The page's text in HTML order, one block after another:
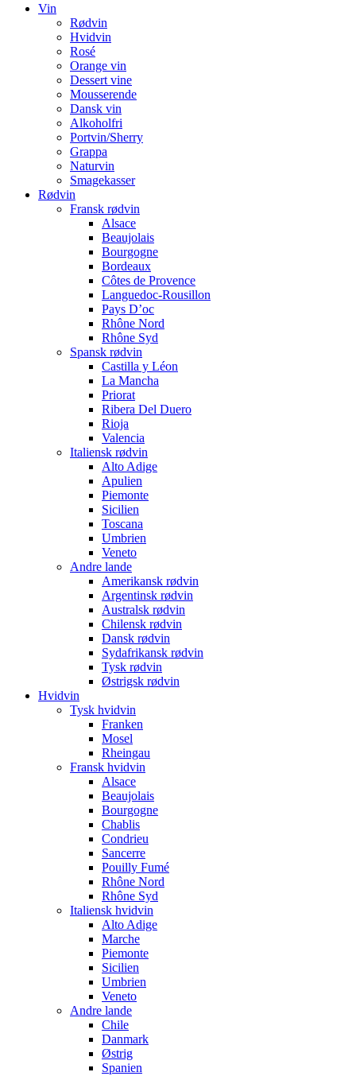
Vin
Rødvin
Hvidvin
Rosé
Orange vin
Dessert vine
Mousserende
Dansk vin
Alkoholfri
Portvin/Sherry
Grappa
Naturvin
Smagekasser
Rødvin
Fransk rødvin
Alsace
Beaujolais
Bourgogne
Bordeaux
Côtes de Provence
Languedoc-Rousillon
Pays D’oc
Rhône Nord
Rhône Syd
Spansk rødvin
Castilla y Léon
La Mancha
Priorat
Ribera Del Duero
Rioja
Valencia
Italiensk rødvin
Alto Adige
Apulien
Piemonte
Sicilien
Toscana
Umbrien
Veneto
Andre lande
Amerikansk rødvin
Argentinsk rødvin
Australsk rødvin
Chilensk rødvin
Dansk rødvin
Sydafrikansk rødvin
Tysk rødvin
Østrigsk rødvin
Hvidvin
Tysk hvidvin
Franken
Mosel
Rheingau
Fransk hvidvin
Alsace
Beaujolais
Bourgogne
Chablis
Condrieu
Sancerre
Pouilly Fumé
Rhône Nord
Rhône Syd
Italiensk hvidvin
Alto Adige
Marche
Piemonte
Sicilien
Umbrien
Veneto
Andre lande
Chile
Danmark
Østrig
Spanien